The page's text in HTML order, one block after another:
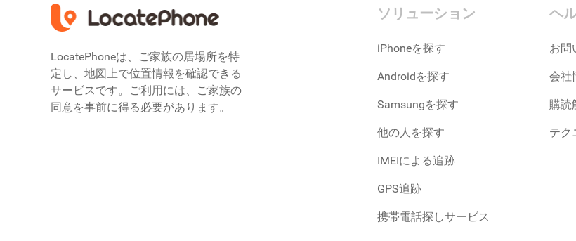
LocatePhoneは、ご家族の居場所を特
定し、地図上で位置情報を確認できる
サービスです。ご利用には、ご家族の
同意を事前に得る必要があります。
ソリューション
iPhoneを探す
Androidを探す
Samsungを探す
他の人を探す
IMEIによる追跡
GPS追跡
携帯電話探しサービス
ヘ
お問
会社
購読
テク